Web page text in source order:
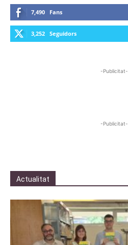
7,490 Fans
3,252 Seguidors
-Publicitat-
-Publicitat-
Actualitat